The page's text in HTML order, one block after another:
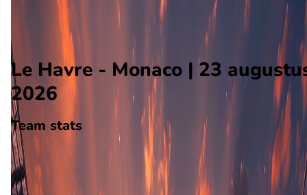
Voorbeschouwing
Le Havre - Monaco | 23
2026
Team stats
Le Havre
Le Havre
-
Monaco